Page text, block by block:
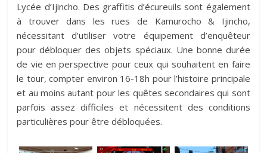
Lycée d’Ijincho. Des graffitis d’écureuils sont également
à trouver dans les rues de Kamurocho & Ijincho,
nécessitant d’utiliser votre équipement d’enquêteur
pour débloquer des objets spéciaux. Une bonne durée
de vie en perspective pour ceux qui souhaitent en faire
le tour, compter environ 16-18h pour l’histoire principale
et au moins autant pour les quêtes secondaires qui sont
parfois assez difficiles et nécessitent des conditions
particulières pour être débloquées.